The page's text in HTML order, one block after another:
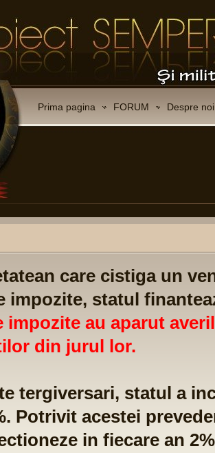
Prima pagina FORUM Despre noi
care cistiga un
impozite, statul
impozite au aparut
din jurul lor.
tergiversari, statul a
Potrivit acestei
in fiecare an